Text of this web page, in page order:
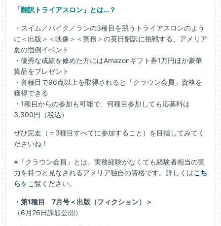
「翻訳トライアスロン」とは…？
・スイム／バイク／ランの3種目を競うトライアスロンのよう
に＜出版＞＜映像＞＜実務＞の英日翻訳に挑戦する、アメリア
夏の恒例イベント
・優秀な成績を修めた方にはAmazonギフト券1万円ほか豪華
賞品をプレゼント
・各種目で96点以上を取得されると「クラウン会員」資格を
獲得できる
・1種目からの参加も可能で、何種目参加しても応募料は
3,300円（税込）
ぜひ完走（＝3種目すべてに参加すること）を目指してみてく
ださいね！
※「クラウン会員」とは、実務経験がなくても経験者相当の実
力を持つと見なされるアメリア独自の資格です。詳しくはこち
らをご覧ください。
・第1種目 7月号＜出版（フィクション）＞
（6月26日課題公開）